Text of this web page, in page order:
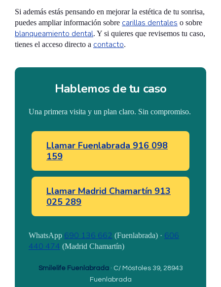
Si además estás pensando en mejorar la estética de tu sonrisa,
puedes ampliar información sobre carillas dentales o sobre
blanqueamiento dental. Y si quieres que revisemos tu caso,
tienes el acceso directo a contacto.
Hablemos de tu caso
Una primera visita y un plan claro. Sin compromiso.
Llamar Fuenlabrada 916 098
159
Llamar Madrid Chamartín 913
025 289
WhatsApp 690 136 662 (Fuenlabrada) · 606
440 474 (Madrid Chamartín)
Smilelife Fuenlabrada· C/ Móstoles 39, 28943
Fuenlabrada